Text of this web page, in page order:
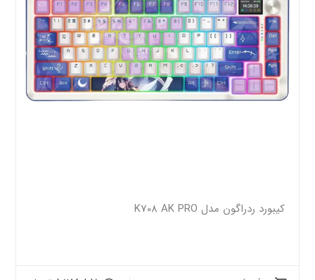
کیبورد ردراگون مدل K708 AK PRO